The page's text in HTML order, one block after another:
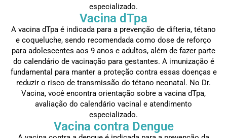
especializado.
Vacina dTpa
A vacina dTpa é indicada para a prevenção de difteria, tétano
e coqueluche, sendo recomendada como dose de reforço
para adolescentes aos 9 anos e adultos, além de fazer parte
do calendário de vacinação para gestantes. A imunização é
fundamental para manter a proteção contra essas doenças e
reduzir o risco de transmissão do tétano neonatal. No Dr.
Vacina, você encontra orientação sobre a vacina dTpa,
avaliação do calendário vacinal e atendimento
especializado.
Vacina contra Dengue